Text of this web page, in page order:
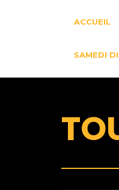
ACCUEIL
SAMEDI